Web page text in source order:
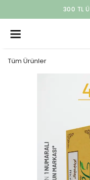
300 TL
Tüm Ürünler